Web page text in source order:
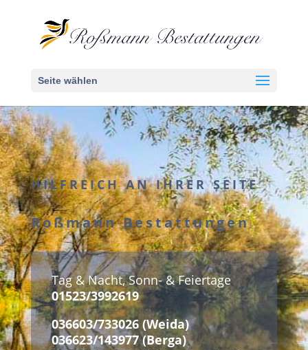
Seite wählen
HILFREICH AN IHRER SEITE
Roßmann Bestattungen
Tag & Nacht, Sonn- & Feiertage
01523/3992619
036603/733026 (Weida)
036623/143977 (Berga)